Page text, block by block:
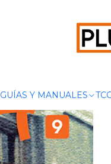
GUÍAS Y MANUALES